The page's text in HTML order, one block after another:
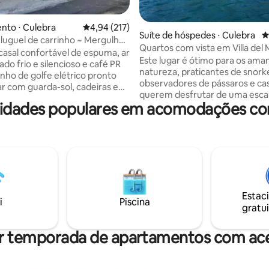
de 5, 102 avaliações
⋅ Culebra 4,94 de uma avaliação média de 5, 217
4,94 (217)
de carrinho ~ Mergulho
~ Depósito de bagagem
confortável de espuma, ar
frio e silencioso e café PR
com guarda-sol, cadeiras e
snorkel, trilhas e praias
com máscaras de
Encontre-nos no Google Maps
Melon" Observação: para
carrinho de golfe em Culebra, é
Suíte de hóspedes ⋅ Culebra
Quartos com vista em Villa del
Este lugar é ótimo para os
natureza, praticantes de
observadores de pássaros e
querem desfrutar de uma
tranquila e romântica com um
corais paradisíaco aos seus
fora da rede com painéis
fornecem eletricidade total e
galões de água filtrada. Check-
Horário de check-out: 11h
populares em acomodações
Piscina
temporada de apartamentos com